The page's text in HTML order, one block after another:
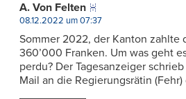
A. Von Felten
08.12.2022 um 07:37
Sommer 2022, der Kanton zahlte
360’000 Franken. Um was geht
perdu? Der Tagesanzeiger
Mail an die Regierungsrätin (Fehr)